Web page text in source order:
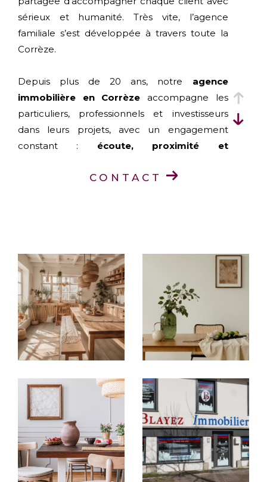
sérieux et humanité. Très vite, l’agence
familiale s’est développée à travers toute la
Corrèze.
Depuis plus de 20 ans, notre agence
immobilière en Corrèze accompagne les
particuliers, professionnels et investisseurs
dans leurs projets, avec un engagement
constant : écoute, proximité et
Égletons, Ussel et Meymac
agence
immobilièrevous accueille avec une parfaite
connaissance du marché de son secteur.
Acheter ou vendre en toute
confiance
Vous recherchez une maison à vendre en
la-Gaillarde
ou un bien à investir autour de
Tulle ?
Nos agences vous proposent un large choix
d’annonces immobilières en Corrèze:
Villas, maisons de village, appartements,
studios, garages
CONTACT